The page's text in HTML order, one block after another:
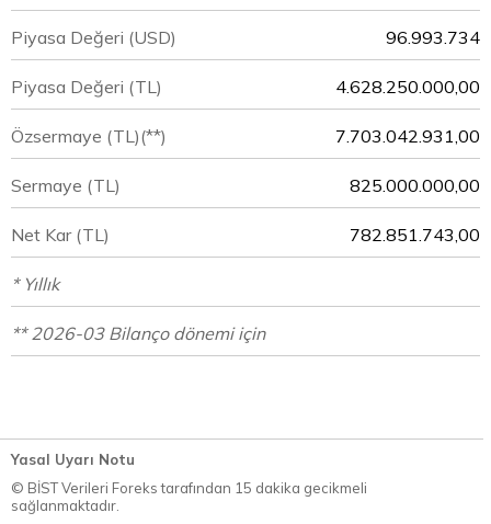
Piyasa Değeri (USD) 96.993.734
Piyasa Değeri (TL) 4.628.250.000,00
Özsermaye (TL)(**) 7.703.042.931,00
Sermaye (TL) 825.000.000,00
Net Kar (TL) 782.851.743,00
* Yıllık
** 2026-03 Bilanço dönemi için
Yasal Uyarı Notu
© BİST Verileri Foreks tarafından 15 dakika gecikmeli
sağlanmaktadır.